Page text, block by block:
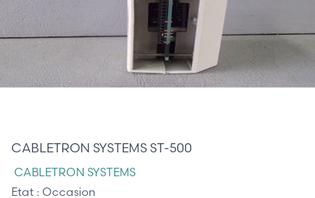
CABLETRON SYSTEMS ST-500
CABLETRON SYSTEMS
Etat : Occasion